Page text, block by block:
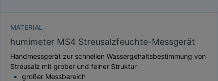
MATERIAL
humimeter MS4 Streusalzfeuchte-Messgerät
Handmessgerät zur schnellen Wassergehaltsbestimmung von
Streusalz mit grober und feiner Struktur
großer Messbereich